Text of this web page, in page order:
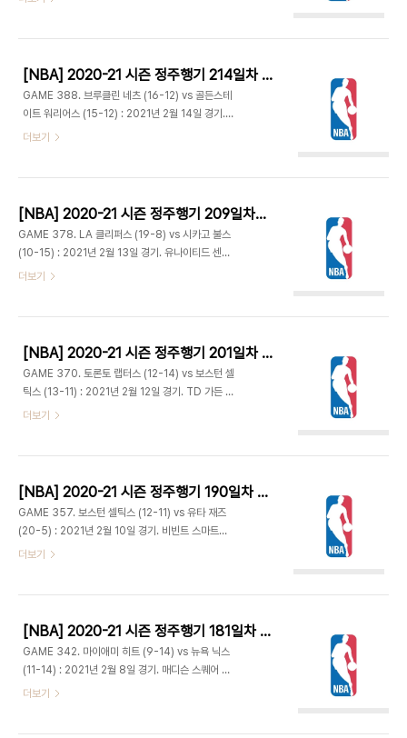
며 지난 경기의 좋은 슛감을 이어가며 뉴욕의 리드를
하게 들어가 덩크하고 켐바 워커 3점으로 13-12. 애
런 니스미스 자유투로 역전한 후 제일런 브라운 3점
에 점퍼로 18-23. 덴버는 자말 머레이가 내리 6득
점하며 26-25로 뒤집었다. 제이슨 테이텀의 패스받
아 니스미스가 3점 성공시키고 다시 테이텀이 스틸
리차드가 코너 3점 넣고 랍패스 띄워 로버트 윌리엄
[NBA] 2020-21 시즌 정주행기 214일차 (2021.07.24)
GAME 388. 브루클린 네츠 (16-12) vs 골든스테
이트 워리어스 (15-12) : 2021년 2월 14일 경기.
체이스 센터 - 케빈 듀란트의 샌프란시스코 원정. 듀
때문에 체이스 센터에서 뛰는 것은 이번이 처음이다.
브루클린의 오펜시브 레이팅은 118.7로 리그 4위지
만 디펜시브 레이팅은 118.1로 밑에서 4위다. 그나마
수비가 되는 재럿 앨런과 토리안 프린스를 내주고 제
임스 하든을 데려오며 공격에 몰빵했기에 당연한 결
넣고 있다. 2위인 버디 힐드가 99개로 벌써 30개가
더보기
[NBA] 2020-21 시즌 정주행기 209일차 (2021.07.19)
GAME 378. LA 클리퍼스 (19-8) vs 시카고 불스
(10-15) : 2021년 2월 13일 경기. 유나이티드 센터
- 폴 조지는 원정에서 빠지고 레지 잭슨 선발 출전.
는 레이업 넣고 어딘가 불편한지 라커룸으로 들어가
고 테런스 맨과 교체. 클리퍼스는 시카고의 연이은 턴
오버를 틈 타 추격하며 동점 만들고 서지 이바카의 3
점으로 9-6 역전. 시카고의 턴오버 행진 계속되고
속공 때 이바카는 다니엘 개포드와 충돌한 뒤 한동안
돌아오고 오히려 클리퍼스는 득점이 멈추고 라빈의
더보기
[NBA] 2020-21 시즌 정주행기 201일차 (2021.07.11)
GAME 370. 토론토 랩터스 (12-14) vs 보스턴 셀
틱스 (13-11) : 2021년 2월 12일 경기. TD 가든 -
지난 플레이오프 2라운드에서 맞붙었던 두 팀. 제일
온 것이 특이한 점. - 오잘레이가 연속 5득점하며
0-7 리드로 출발. 카일 라우리가 토론토의 첫 득점
을 올리지만 오잘레이 3점 추가하며 2-12. 토론토는
라우리와 시아캄의 득점 앞세워 14-20 추격. 노먼
파웰의 3점 플레이로 21-24. 제이슨 테이텀의 점퍼
유투를 뜯어내는 등 막판 활약으로 토론토 추격하며
더보기
[NBA] 2020-21 시즌 정주행기 190일차 (2021.06.30)
GAME 357. 보스턴 셀틱스 (12-11) vs 유타 재즈
(20-5) : 2021년 2월 10일 경기. 비빈트 스마트홈
아레나 - 왼쪽 무릎통증으로 2경기 쉬었다가 컴백한
개째 3점으로 유타가 앞서자 다니엘 타이스가 3점으
로 반격하며 보스턴이 역전. 벤치에서 나온 세미 오젤
레이에 페이튼 프리차드까지 3점 성공시키며 27-
19로 벌어졌다. 27-24 1쿼터 종료. - 그 좋던 슛감
이 다 식어버리고 보스턴 13개의 슛 중 12개 실패.
디 고베어의 높이를 의식하다 놓치는 슛이 많았다. 그
더보기
[NBA] 2020-21 시즌 정주행기 181일차 (2021.06.21)
GAME 342. 마이애미 히트 (9-14) vs 뉴욕 닉스
(11-14) : 2021년 2월 8일 경기. 매디슨 스퀘어 가
든 - 마이애미는 4개의 3점 시도 모두 실패하며 2-
더보기